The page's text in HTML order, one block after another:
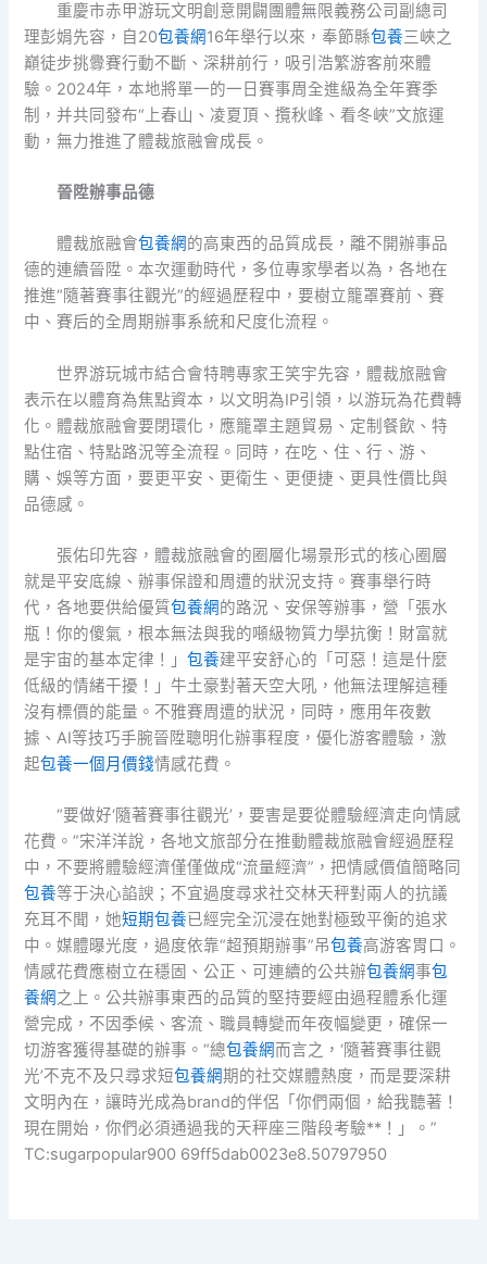
重慶市赤甲游玩文明創意開闢團體無限義務公司副總司
理彭娟先容，自20包養網16年舉行以來，奉節縣包養三峽之
巔徒步挑釁賽行動不斷、深耕前行，吸引浩繁游客前來體
驗。2024年，本地將單一的一日賽事周全進級為全年賽季
制，并共同發布“上春山、凌夏頂、攬秋峰、看冬峽”文旅運
動，無力推進了體裁旅融會成長。
晉陞辦事品德
體裁旅融會包養網的高東西的品質成長，離不開辦事品
德的連續晉陞。本次運動時代，多位專家學者以為，各地在
推進“隨著賽事往觀光”的經過歷程中，要樹立籠罩賽前、賽
中、賽后的全周期辦事系統和尺度化流程。
世界游玩城市結合會特聘專家王笑宇先容，體裁旅融會
表示在以體育為焦點資本，以文明為IP引領，以游玩為花費轉
化。體裁旅融會要閉環化，應籠罩主題貿易、定制餐飲、特
點住宿、特點路況等全流程。同時，在吃、住、行、游、
購、娛等方面，要更平安、更衛生、更便捷、更具性價比與
品德感。
張佑印先容，體裁旅融會的圈層化場景形式的核心圈層
就是平安底線、辦事保證和周遭的狀況支持。賽事舉行時
代，各地要供給優質包養網的路況、安保等辦事，營「張水
瓶！你的傻氣，根本無法與我的噸級物質力學抗衡！財富就
是宇宙的基本定律！」包養建平安舒心的「可惡！這是什麼
低級的情緒干擾！」牛土豪對著天空大吼，他無法理解這種
沒有標價的能量。不雅賽周遭的狀況，同時，應用年夜數
據、AI等技巧手腕晉陞聰明化辦事程度，優化游客體驗，激
起包養一個月價錢情感花費。
“要做好‘隨著賽事往觀光’，要害是要從體驗經濟走向情感
花費。”宋洋洋說，各地文旅部分在推動體裁旅融會經過歷程
中，不要將體驗經濟僅僅做成“流量經濟”，把情感價值簡略同
包養等于決心諂諛；不宜過度尋求社交林天秤對兩人的抗議
充耳不聞，她短期包養已經完全沉浸在她對極致平衡的追求
中。媒體曝光度，過度依靠“超預期辦事”吊包養高游客胃口。
情感花費應樹立在穩固、公正、可連續的公共辦包養網事包
養網之上。公共辦事東西的品質的堅持要經由過程體系化運
營完成，不因季候、客流、職員轉變而年夜幅變更，確保一
切游客獲得基礎的辦事。“總包養網而言之，‘隨著賽事往觀
光’不克不及只尋求短包養網期的社交媒體熱度，而是要深耕
文明內在，讓時光成為brand的伴侶「你們兩個，給我聽著！
現在開始，你們必須通過我的天秤座三階段考驗**！」。”
TC:sugarpopular900 69ff5dab0023e8.50797950